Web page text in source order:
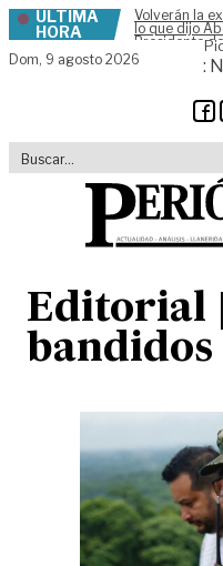
Skip to content
ÚLTIMA
HORA
Volverán la
lo que dijo
Presidente
Dom, 9 agosto 2026 :
Editorial |
bandidos